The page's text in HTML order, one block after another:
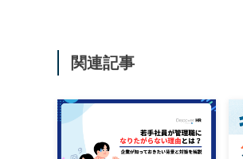
関連記事